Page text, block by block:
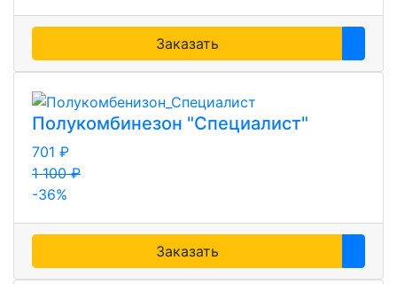
Заказать
Полукомбинезон "Специалист"
701 ₽
1 100 ₽
-36%
Заказать